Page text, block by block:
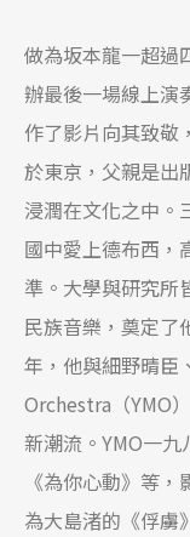
做為坂本龍一超過
辦最後一場線上演
作了影片向其致敬
於東京，父親是出
浸潤在文化之中。
國中愛上德布西，
準。大學與研究所
民族音樂，奠定了
年，他與細野晴臣
Orchestra（YMO
新潮流。YMO一
《為你心動》等
為大島渚的《俘